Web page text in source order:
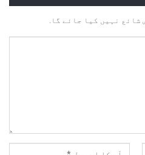
شائع نہیں کیا جائے گا.